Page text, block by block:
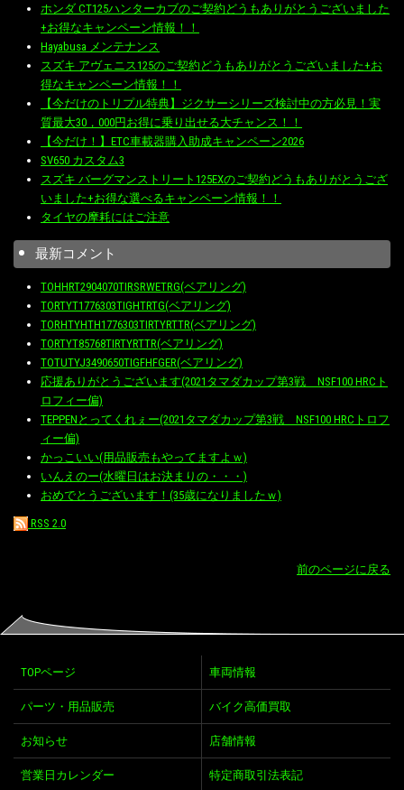
ホンダ CT125ハンターカブのご契約どうもありがとうございました
+お得なキャンペーン情報！！
Hayabusa メンテナンス
スズキ アヴェニス125のご契約どうもありがとうございました+お
得なキャンペーン情報！！
【今だけのトリプル特典】ジクサーシリーズ検討中の方必見！実
質最大30，000円お得に乗り出せる大チャンス！！
【今だけ！】ETC車載器購入助成キャンペーン2026
SV650 カスタム3
スズキ バーグマンストリート125EXのご契約どうもありがとうござ
いました+お得な選べるキャンペーン情報！！
タイヤの摩耗にはご注意
最新コメント
TOHHRT2904070TIRSRWETRG(ベアリング)
TORTYT1776303TIGHTRTG(ベアリング)
TORHTYHTH1776303TIRTYRTTR(ベアリング)
TORTYT85768TIRTYRTTR(ベアリング)
TOTUTYJ3490650TIGFHFGER(ベアリング)
応援ありがとうございます(2021タマダカップ第3戦 NSF100 HRCト
ロフィー偏)
TEPPENとってくれぇー(2021タマダカップ第3戦 NSF100 HRCトロフ
ィー偏)
かっこいい(用品販売もやってますよｗ)
いんえのー(水曜日はお決まりの・・・)
おめでとうございます！(35歳になりましたｗ)
RSS 2.0
前のページに戻る
TOPページ 車両情報
パーツ・用品販売 バイク高価買取
お知らせ 店舗情報
営業日カレンダー 特定商取引法表記